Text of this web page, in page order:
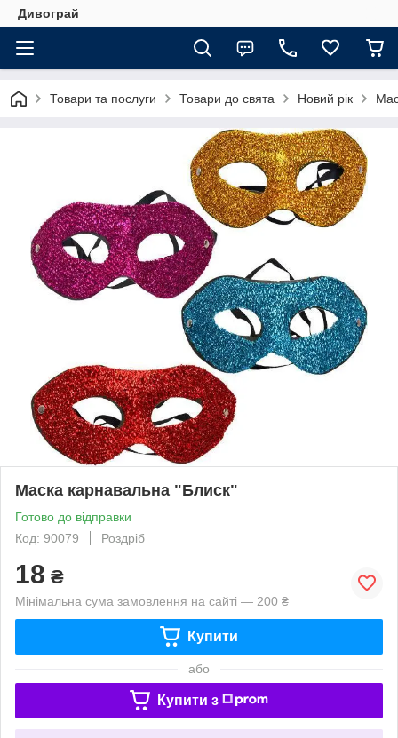
Дивограй
Товари та послуги Товари до свята Новий рік
Маска карнавальна "Блиск"
Готово до відправки
Код: 90079
Роздріб
18 ₴
Мінімальна сума замовлення на сайті — 200 ₴
Купити
або
Купити з